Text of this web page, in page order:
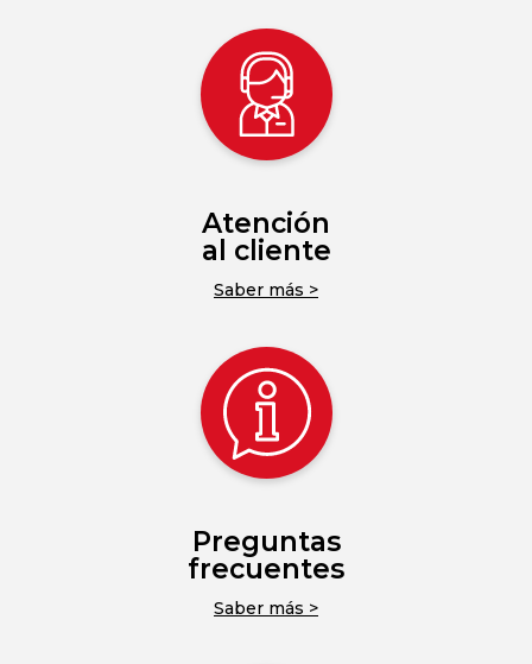
Atención
al cliente
Saber más >
Preguntas
frecuentes
Saber más >